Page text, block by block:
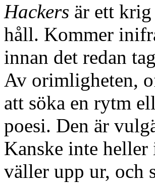
Hackers är ett
håll. Kommer
innan det redan
Av orimligheten,
att söka en rytm
poesi. Den är
Kanske inte
väller upp ur, och